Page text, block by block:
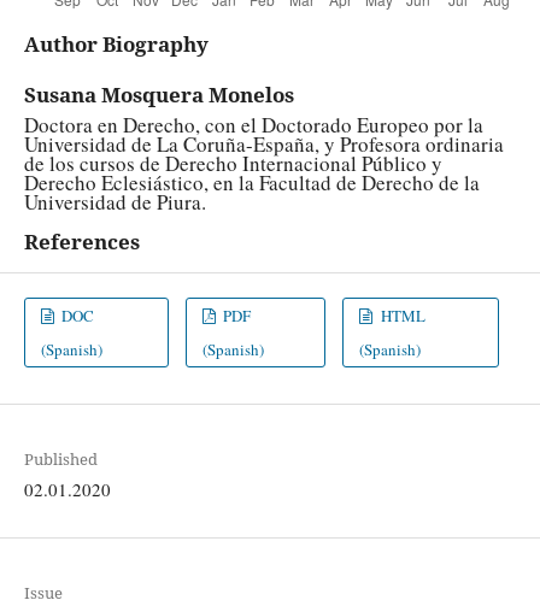
Author Biography
Susana Mosquera Monelos
Doctora en Derecho, con el Doctorado Europeo por la
Universidad de La Coruña-España, y Profesora ordinaria
de los cursos de Derecho Internacional Público y
Derecho Eclesiástico, en la Facultad de Derecho de la
Universidad de Piura.
References
DOC
(Spanish)
PDF
(Spanish)
HTML
(Spanish)
Published
02.01.2020
Issue